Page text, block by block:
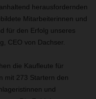
herausfordernden
Mitarbeiterinnen und
für den Erfolg unseres
CEO von Dachser.
die Kaufleute für
mit 273 Startern den
und